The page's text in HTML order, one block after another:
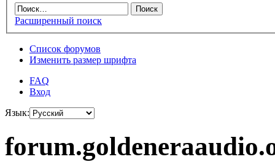
Расширенный поиск
Список форумов
Изменить размер шрифта
FAQ
Вход
Язык: